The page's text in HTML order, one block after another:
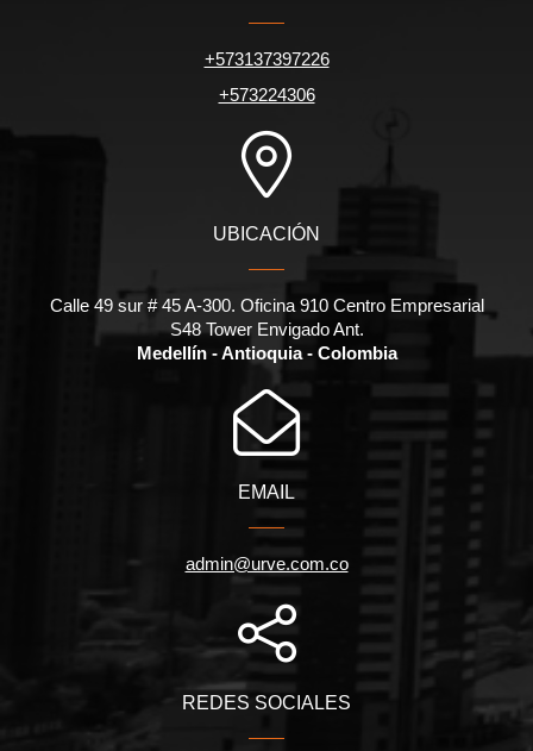
+573137397226
+573224306
UBICACIÓN
Calle 49 sur # 45 A-300. Oficina 910 Centro Empresarial
S48 Tower Envigado Ant.
Medellín - Antioquia - Colombia
EMAIL
admin@urve.com.co
REDES SOCIALES